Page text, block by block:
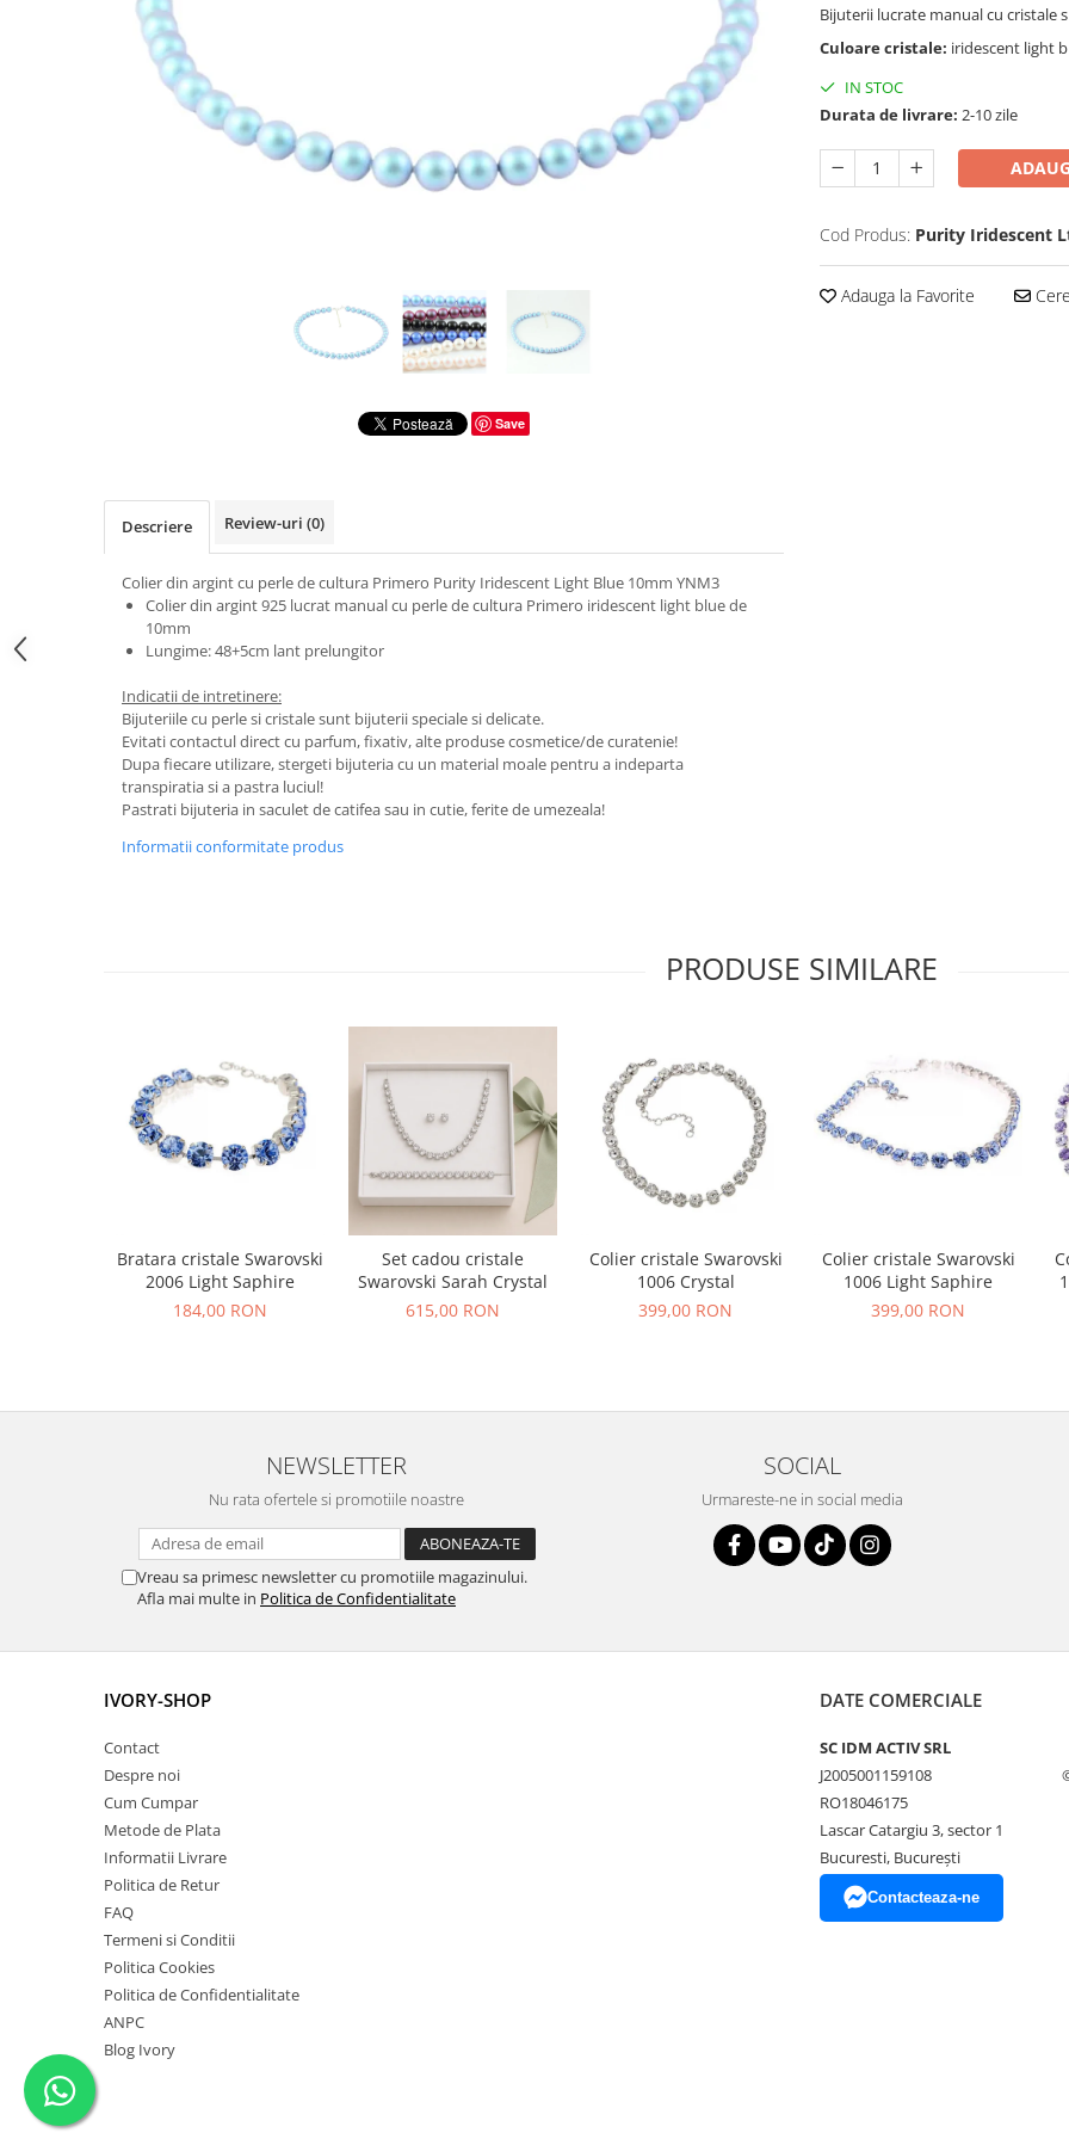
Save
Bijuterii lucrate manual cu cristale
Culoare cristale: iridescent light
IN STOC
Durata de livrare: 2-10 zile
Cod Produs: Purity Iridescent
Adauga la Favorite
Descriere Review-uri (0)
Colier din argint cu perle de cultura Primero Purity Iridescent Light Blue 10mm YNM3
Colier din argint 925 lucrat manual cu perle de cultura Primero iridescent light blue de
10mm
Lungime: 48+5cm lant prelungitor
Indicatii de intretinere:
Bijuteriile cu perle si cristale sunt bijuterii speciale si delicate.
Evitati contactul direct cu parfum, fixativ, alte produse cosmetice/de curatenie!
Dupa fiecare utilizare, stergeti bijuteria cu un material moale pentru a indeparta
transpiratia si a pastra luciul!
Pastrati bijuteria in saculet de catifea sau in cutie, ferite de umezeala!
Informatii conformitate produs
PRODUSE SIMILARE
Bratara cristale Swarovski
2006 Light Saphire
184,00 RON
Set cadou cristale
Swarovski Sarah Crystal
615,00 RON
Colier cristale Swarovski
1006 Crystal
399,00 RON
Colier cristale Swarovski
1006 Light Saphire
399,00 RON
NEWSLETTER
Nu rata ofertele si promotiile noastre
Vreau sa primesc newsletter cu promotiile magazinului.
Afla mai multe in Politica de Confidentialitate
SOCIAL
Urmareste-ne in social media
IVORY-SHOP
Contact
Despre noi
Cum Cumpar
Metode de Plata
Informatii Livrare
Politica de Retur
FAQ
Termeni si Conditii
Politica Cookies
Politica de Confidentialitate
ANPC
Blog Ivory
DATE COMERCIALE
SC IDM ACTIV SRL
J2005001159108
RO18046175
Lascar Catargiu 3, sector 1
Bucuresti, Bucureşti
Contacteaza-ne